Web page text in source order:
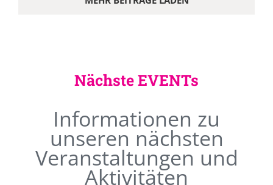
Nächste EVENTs
Informationen zu
unseren nächsten
Veranstaltungen und
Aktivitäten